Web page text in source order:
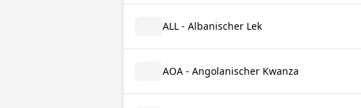
ALL - Albanischer Lek
AOA - Angolanischer Kwanza